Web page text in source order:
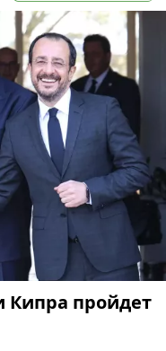
Кипра пройдет